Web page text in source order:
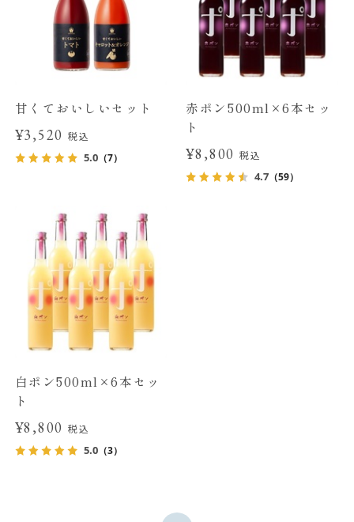
甘くておいしいセット
¥3,520税込
5.0（7）
赤ポン500ml×6本セッ
ト
¥8,800 税込
4.7 （59）
白ポン500ml×6本セッ
ト
¥8,800税込
5.0（3）